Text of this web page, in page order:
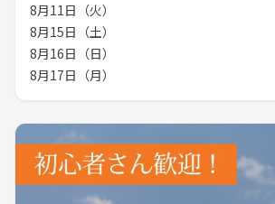
8月11日（火）
8月15日（土）
8月16日（日）
8月17日（月）